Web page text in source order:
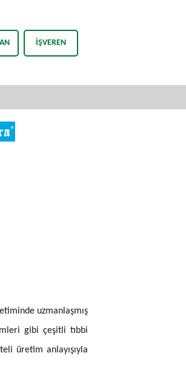
İŞVEREN
uzmanlaşmış
gibi çeşitli tıbbi
üretim anlayışıyla